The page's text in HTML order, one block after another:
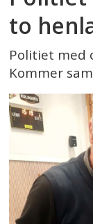
to
Politiet med
Kommer